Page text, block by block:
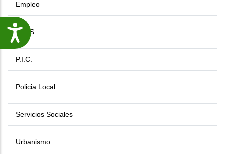
Accesibilidade
Empleo
G.E.S.
P.I.C.
Policia Local
Servicios Sociales
Urbanismo